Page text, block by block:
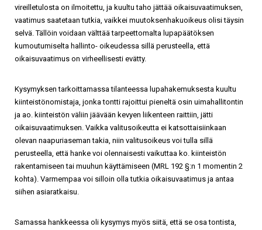
vireilletulosta on ilmoitettu, ja kuultu taho jättää oikaisuvaatimuksen,
vaatimus saatetaan tutkia, vaikkei muutoksenhakuoikeus olisi täysin
selvä. Tällöin voidaan välttää tarpeettomalta lupapäätöksen
kumoutumiselta hallinto- oikeudessa sillä perusteella, että
oikaisuvaatimus on virheellisesti evätty.
Kysymyksen tarkoittamassa tilanteessa lupahakemuksesta kuultu
kiinteistönomistaja, jonka tontti rajoittui pieneltä osin uimahallitontin
ja ao. kiinteistön väliin jäävään kevyen liikenteen raittiin, jätti
oikaisuvaatimuksen. Vaikka valitusoikeutta ei katsottaisiinkaan
olevan naapuriaseman takia, niin valitusoikeus voi tulla sillä
perusteella, että hanke voi olennaisesti vaikuttaa ko. kiinteistön
rakentamiseen tai muuhun käyttämiseen (MRL 192 §:n 1 momentin 2
kohta). Varmempaa voi silloin olla tutkia oikaisuvaatimus ja antaa
siihen asiaratkaisu.
Samassa hankkeessa oli kysymys myös siitä, että se osa tontista,